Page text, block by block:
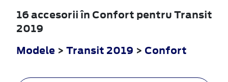
16 accesorii în Confort pentru Transit
2019
Modele > Transit 2019 > Confort